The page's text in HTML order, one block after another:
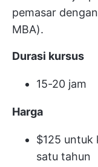
pemasar
MBA).
Durasi kursus
15-20 jam
Harga
$125 untuk
satu tahun